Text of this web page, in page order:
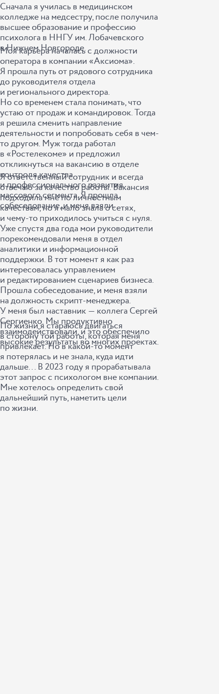
Сначала я училась в медицинском
колледже на медсестру, после получила
высшее образование и профессию
психолога в ННГУ им. Лобачевского
в Нижнем Новгороде.
Моя карьера началась с должности
оператора в компании «Аксиома».
Я прошла путь от рядового сотрудника
до руководителя отдела
и регионального директора.
Но со временем стала понимать, что
устаю от продаж и командировок. Тогда
я решила сменить направление
деятельности и попробовать себя в чем-
то другом. Муж тогда работал
в «Ростелекоме» и предложил
откликнуться на вакансию в отделе
контроля качества
и профессионального развития
массового сегмента. Я прошла
собеседование, и меня взяли.
Я ответственный сотрудник и всегда
отвечаю за качество работы. Вакансия
подходила мне по личностным
качествам, но я мало знала о сетях,
и чему-то приходилось учиться с нуля.
Уже спустя два года мои руководители
порекомендовали меня в отдел
аналитики и информационной
поддержки. В тот момент я как раз
интересовалась управлением
и редактированием сценариев бизнеса.
Прошла собеседование, и меня взяли
на должность скрипт-менеджера.
У меня был наставник ― коллега Сергей
Сергиенко. Мы продуктивно
взаимодействовали, и это обеспечило
высокие результаты во многих проектах.
По жизни я стараюсь двигаться
в сторону той работы, которая меня
привлекает. Но в какой-то момент
я потерялась и не знала, куда идти
дальше... В 2023 году я прорабатывала
этот запрос с психологом вне компании.
Мне хотелось определить свой
дальнейший путь, наметить цели
по жизни.